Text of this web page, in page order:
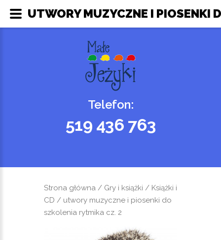
Telefon:
519 436 763
Strona główna / Gry i książki / Książki i
CD / utwory muzyczne i piosenki do
szkolenia rytmika cz. 2
UTWORY MUZYCZNE I PIOSENKI